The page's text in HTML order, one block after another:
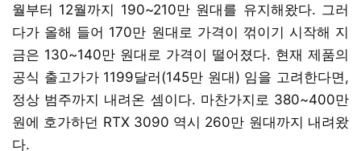
월부터 12월까지 190~210만 원대를 유지해왔다. 그러
다가 올해 들어 170만 원대로 가격이 꺾이기 시작해 지
금은 130~140만 원대로 가격이 떨어졌다. 현재 제품의
공식 출고가가 1199달러(145만 원대) 임을 고려한다면,
정상 범주까지 내려온 셈이다. 마찬가지로 380~400만
원에 호가하던 RTX 3090 역시 260만 원대까지 내려왔
다.